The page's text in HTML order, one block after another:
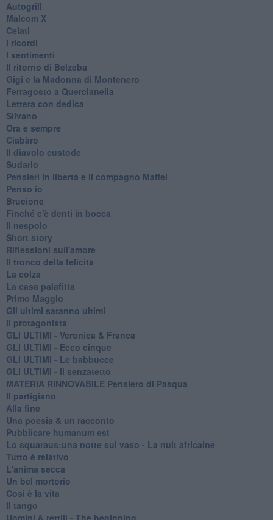
Autogrill
Malcom X
Celati
I ricordi
I sentimenti
Il ritorno di Belzeba
Gigi e la Madonna di Montenero
Ferragosto a Quercianella
Lettera con dedica
Silvano
Ora e sempre
Ciabàro
Il diavolo custode
Sudario
Pensieri in libertà e il compagno Maffei
Penso io
Brucione
Finché c'è denti in bocca
Il nespolo
Short story
Riflessioni sull'amore
Il tronco della felicità
La colza
La casa palafitta
Primo Maggio
Gli ultimi saranno ultimi
Il protagonista
GLI ULTIMI - Veronica & Franca
GLI ULTIMI - Ecco cinque
GLI ULTIMI - Le babbucce
GLI ULTIMI - Il senzatetto
MATERIA RINNOVABILE Pensiero di Pasqua
Il partigiano
Alla fine
Una poesia & un racconto
Pubblicare humanum est
Lo squaraus:una notte sul vaso - La nuit africaine
Tutto è relativo
L'anima secca
Un bel mortorio
Cosi è la vita
Il tango
​Uomini & rettili - The beginning